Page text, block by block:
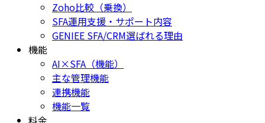
Zoho比較（乗換）
SFA運用支援・サポート内容
GENIEE SFA/CRM選ばれる理由
機能
AI×SFA（機能）
主な管理機能
連携機能
機能一覧